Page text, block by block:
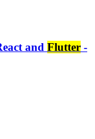
and Flutter -